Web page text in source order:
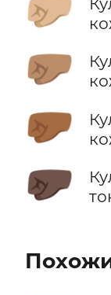
🤛🏼
🤛🏽
🤛🏾
🤛🏿